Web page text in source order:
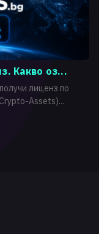
Какво оз...
лиценз по
Assets)...